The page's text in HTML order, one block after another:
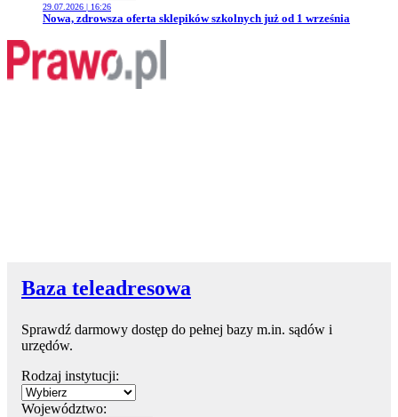
29.07.2026 | 16:26
Przejdź do artykułu:
Nowa, zdrowsza oferta sklepików szkolnych już od 1 września
Baza teleadresowa
Sprawdź darmowy dostęp do pełnej bazy m.in. sądów i
urzędów.
Rodzaj instytucji:
Województwo: